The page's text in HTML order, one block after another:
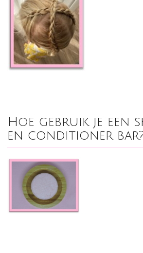
Hoe gebruik je een
en conditioner